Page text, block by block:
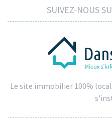
SUIVEZ-NOUS
Le site immobilier 100%